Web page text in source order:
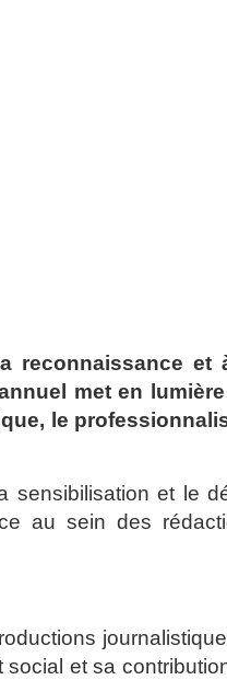
reconnaissance et
met en
le
sensibilisation et le
au sein des
et sa